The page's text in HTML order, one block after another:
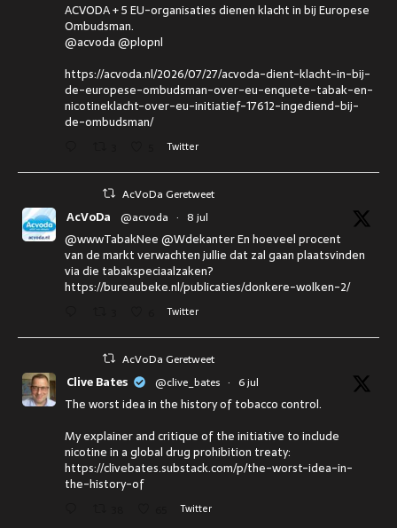
ACVODA + 5 EU-organisaties dienen klacht in bij Europese
Ombudsman.
@acvoda @plopnl
https://acvoda.nl/2026/07/27/acvoda-dient-klacht-in-bij-
de-europese-ombudsman-over-eu-enquete-tabak-en-
nicotineklacht-over-eu-initiatief-17612-ingediend-bij-
de-ombudsman/
Twitter
AcVoDa Geretweet
AcVoDa @acvoda · 8 jul
@wwwTabakNee @Wdekanter En hoeveel procent
van de markt verwachten jullie dat zal gaan plaatsvinden
via die tabakspeciaalzaken?
https://bureaubeke.nl/publicaties/donkere-wolken-2/
Twitter
AcVoDa Geretweet
Clive Bates @clive_bates · 6 jul
The worst idea in the history of tobacco control.
My explainer and critique of the initiative to include
nicotine in a global drug prohibition treaty:
https://clivebates.substack.com/p/the-worst-idea-in-
the-history-of
Twitter